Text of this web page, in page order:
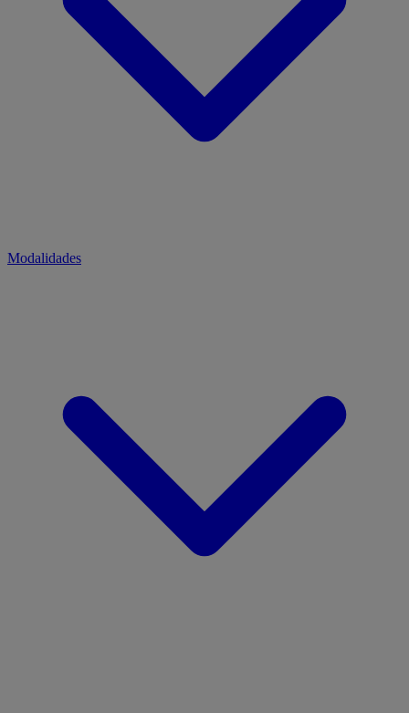
Modalidades